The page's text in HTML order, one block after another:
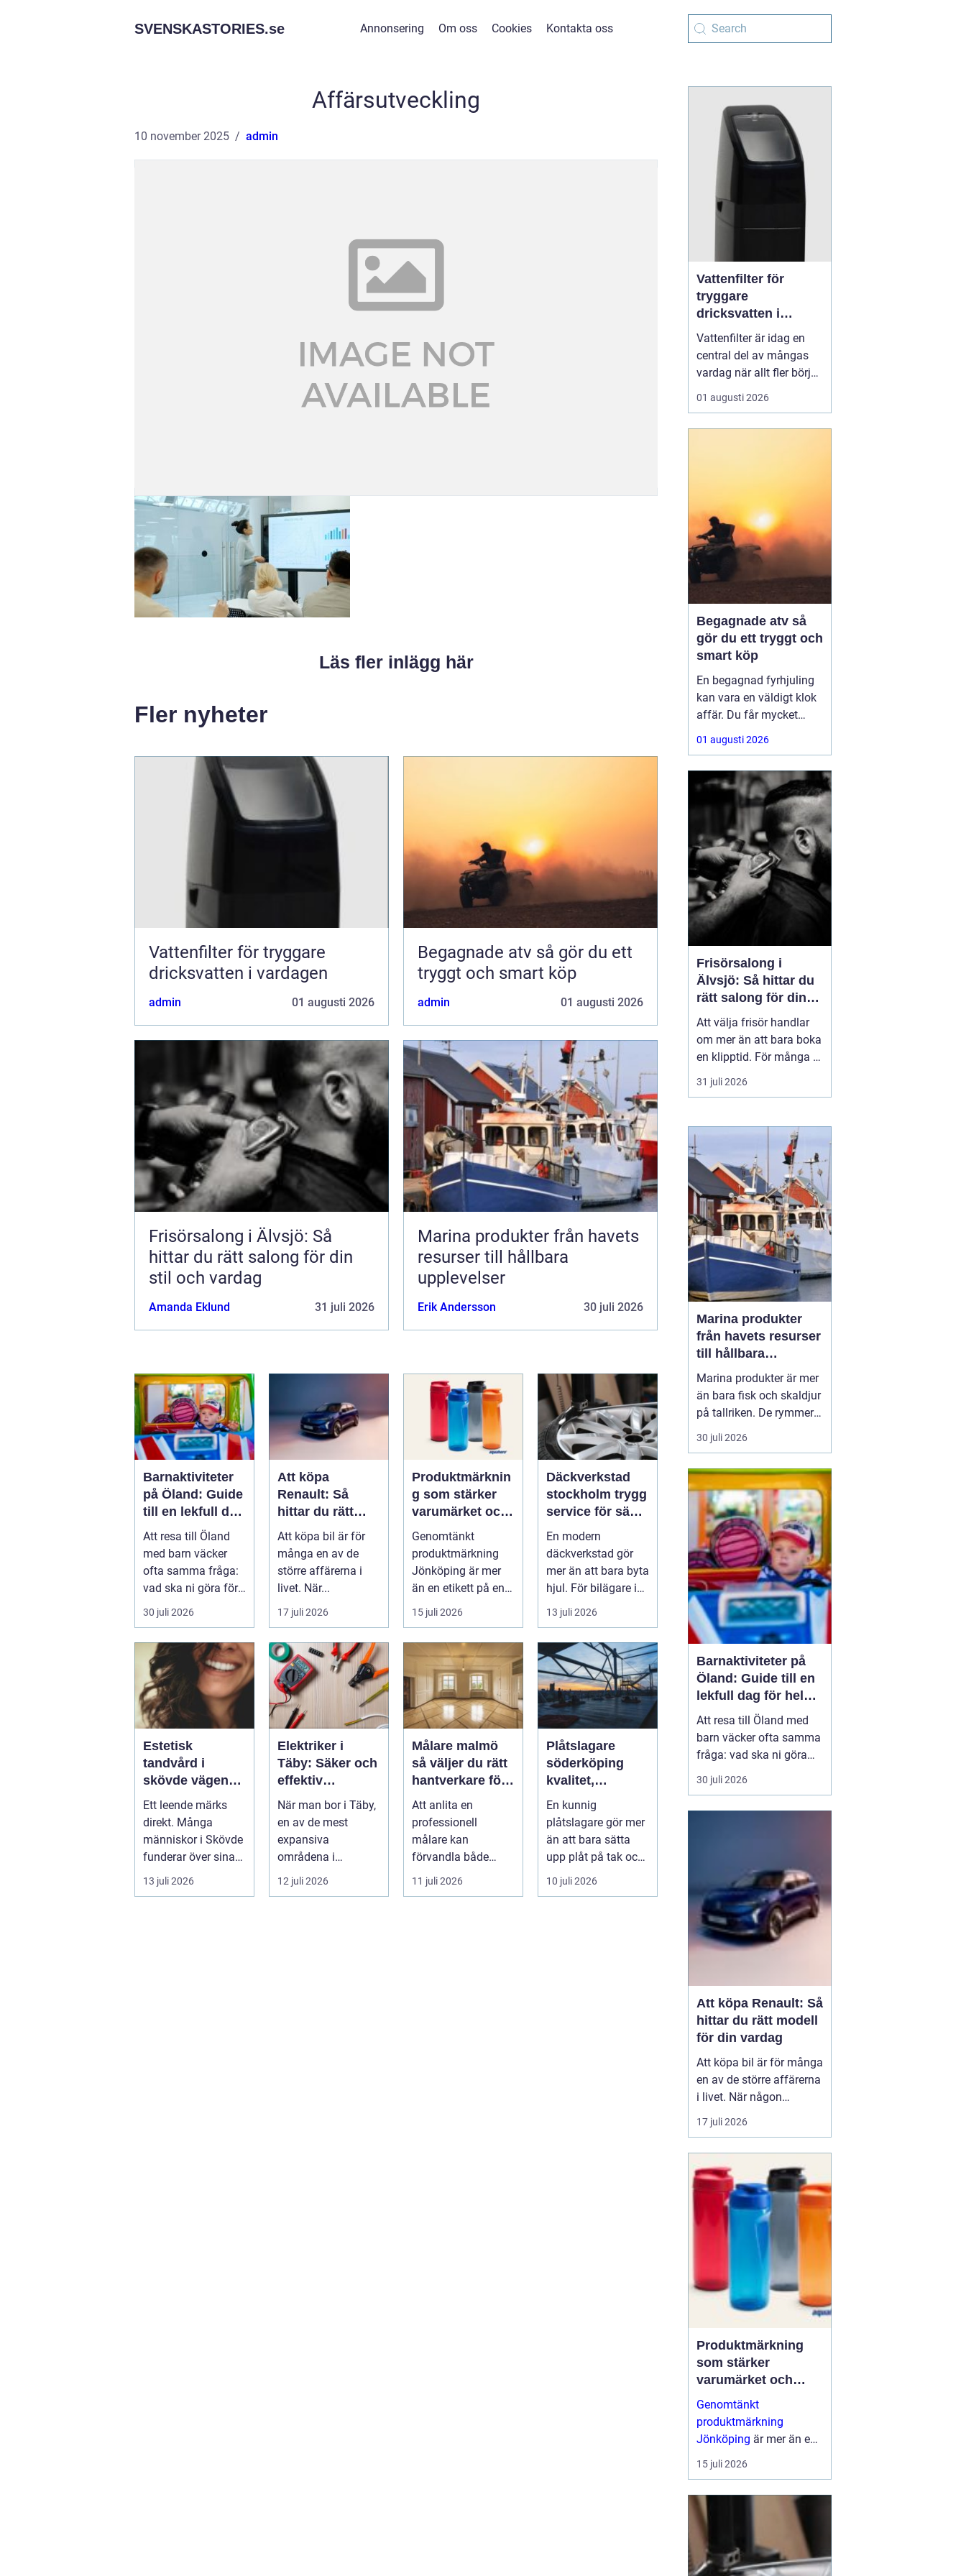
SVENSKASTORIES.se Annonsering Om oss Cookies Kontakta oss
Affärsutveckling
10 november 2025 admin
Läs fler inlägg här
Fler nyheter
Vattenfilter för tryggare
dricksvatten i vardagen
admin 01 augusti 2026
Begagnade atv så gör du ett
tryggt och smart köp
admin 01 augusti 2026
Frisörsalong i Älvsjö: Så
hittar du rätt salong för din
stil och vardag
Amanda Eklund 31 juli 2026
Marina produkter från havets
resurser till hållbara
upplevelser
Erik Andersson 30 juli 2026
Barnaktiviteter
på Öland: Guide
till en lekfull dag
för hela familjen
Att resa till Öland
med barn väcker
ofta samma fråga:
vad ska ni göra för
30 juli 2026
Att köpa
Renault: Så
hittar du rätt
modell för din
vardag
Att köpa bil är för
många en av de
större affärerna i
livet. När...
17 juli 2026
Produktmärknin
g som stärker
varumärket och
förenklar
vardagen
Genomtänkt
produktmärkning
Jönköping är mer
än en etikett på en
15 juli 2026
Däckverkstad
stockholm trygg
service för säkra
mil året runt
En modern
däckverkstad gör
mer än att bara byta
hjul. För bilägare i
Stockholm handlar
valet av däck...
13 juli 2026
Estetisk
tandvård i
skövde vägen
till ett leende du
trivs med
Ett leende märks
direkt. Många
människor i Skövde
funderar över sina
tänder, men skjuter
upp att gör...
13 juli 2026
Elektriker i
Täby: Säker och
effektiv
elinstallation i
norrort
När man bor i Täby,
en av de mest
expansiva
områdena i
Stockholms norrort,
är b...
12 juli 2026
Målare malmö
så väljer du rätt
hantverkare för
hem och företag
Att anlita en
professionell
målare kan
förvandla både
bostad och
arbetsplats på kort
11 juli 2026
Plåtslagare
söderköping
kvalitet,
hållbarhet och
tryggt takarbete
En kunnig
plåtslagare gör mer
än att bara sätta
upp plåt på tak och
fasad. Rätt
plåtarbeten skyddar
10 juli 2026
Vattenfilter för
tryggare
dricksvatten i
vardagen
Vattenfilter är idag en
central del av mångas
vardag när allt fler börjar
fundera på kvaliteten på
vattnet som kommer ur
hårt vat...
01 augusti 2026
Begagnade atv så
gör du ett tryggt och
smart köp
En begagnad fyrhjuling
kan vara en väldigt klok
affär. Du får mycket
funktion för pengarna
och slipper den största
ofta kommer direkt när
en maskin är ny.
Samtidigt kräver ett
andrahandsköp mer
eftertanke. Den som vill
köpa
01 augusti 2026
Frisörsalong i
Älvsjö: Så hittar du
rätt salong för din
stil och vardag
Att välja frisör handlar
om mer än att bara boka
en klipptid. För många är
frisörbesöket en paus i
vardagen, en chans att
känna sig mer som sig
själv. I Älvsjö fi...
31 juli 2026
Marina produkter
från havets resurser
till hållbara
upplevelser
Marina produkter är mer
än bara fisk och skaldjur
på tallriken. De rymmer
allt från mat och hälsa
till friluftsliv, kultur och
områden spelar havet en
central roll för både
ekonomi och livskvalitet.
När fler söker sig mot
nat...
30 juli 2026
Barnaktiviteter på
Öland: Guide till en
lekfull dag för hela
familjen
Att resa till Öland med
barn väcker ofta samma
fråga: vad ska ni göra
för att alla ska trivas,
oavsett ålder och
30 juli 2026
Att köpa Renault: Så
hittar du rätt modell
för din vardag
Att köpa bil är för många
en av de större affärerna
i livet. När någon
funderar på att köpa
Renault Skåne
17 juli 2026
Produktmärkning
som stärker
varumärket och
förenklar vardagen
Genomtänkt
produktmärkning
Jönköping är mer än en
etikett på en produkt.
Den guidar användaren,
15 juli 2026